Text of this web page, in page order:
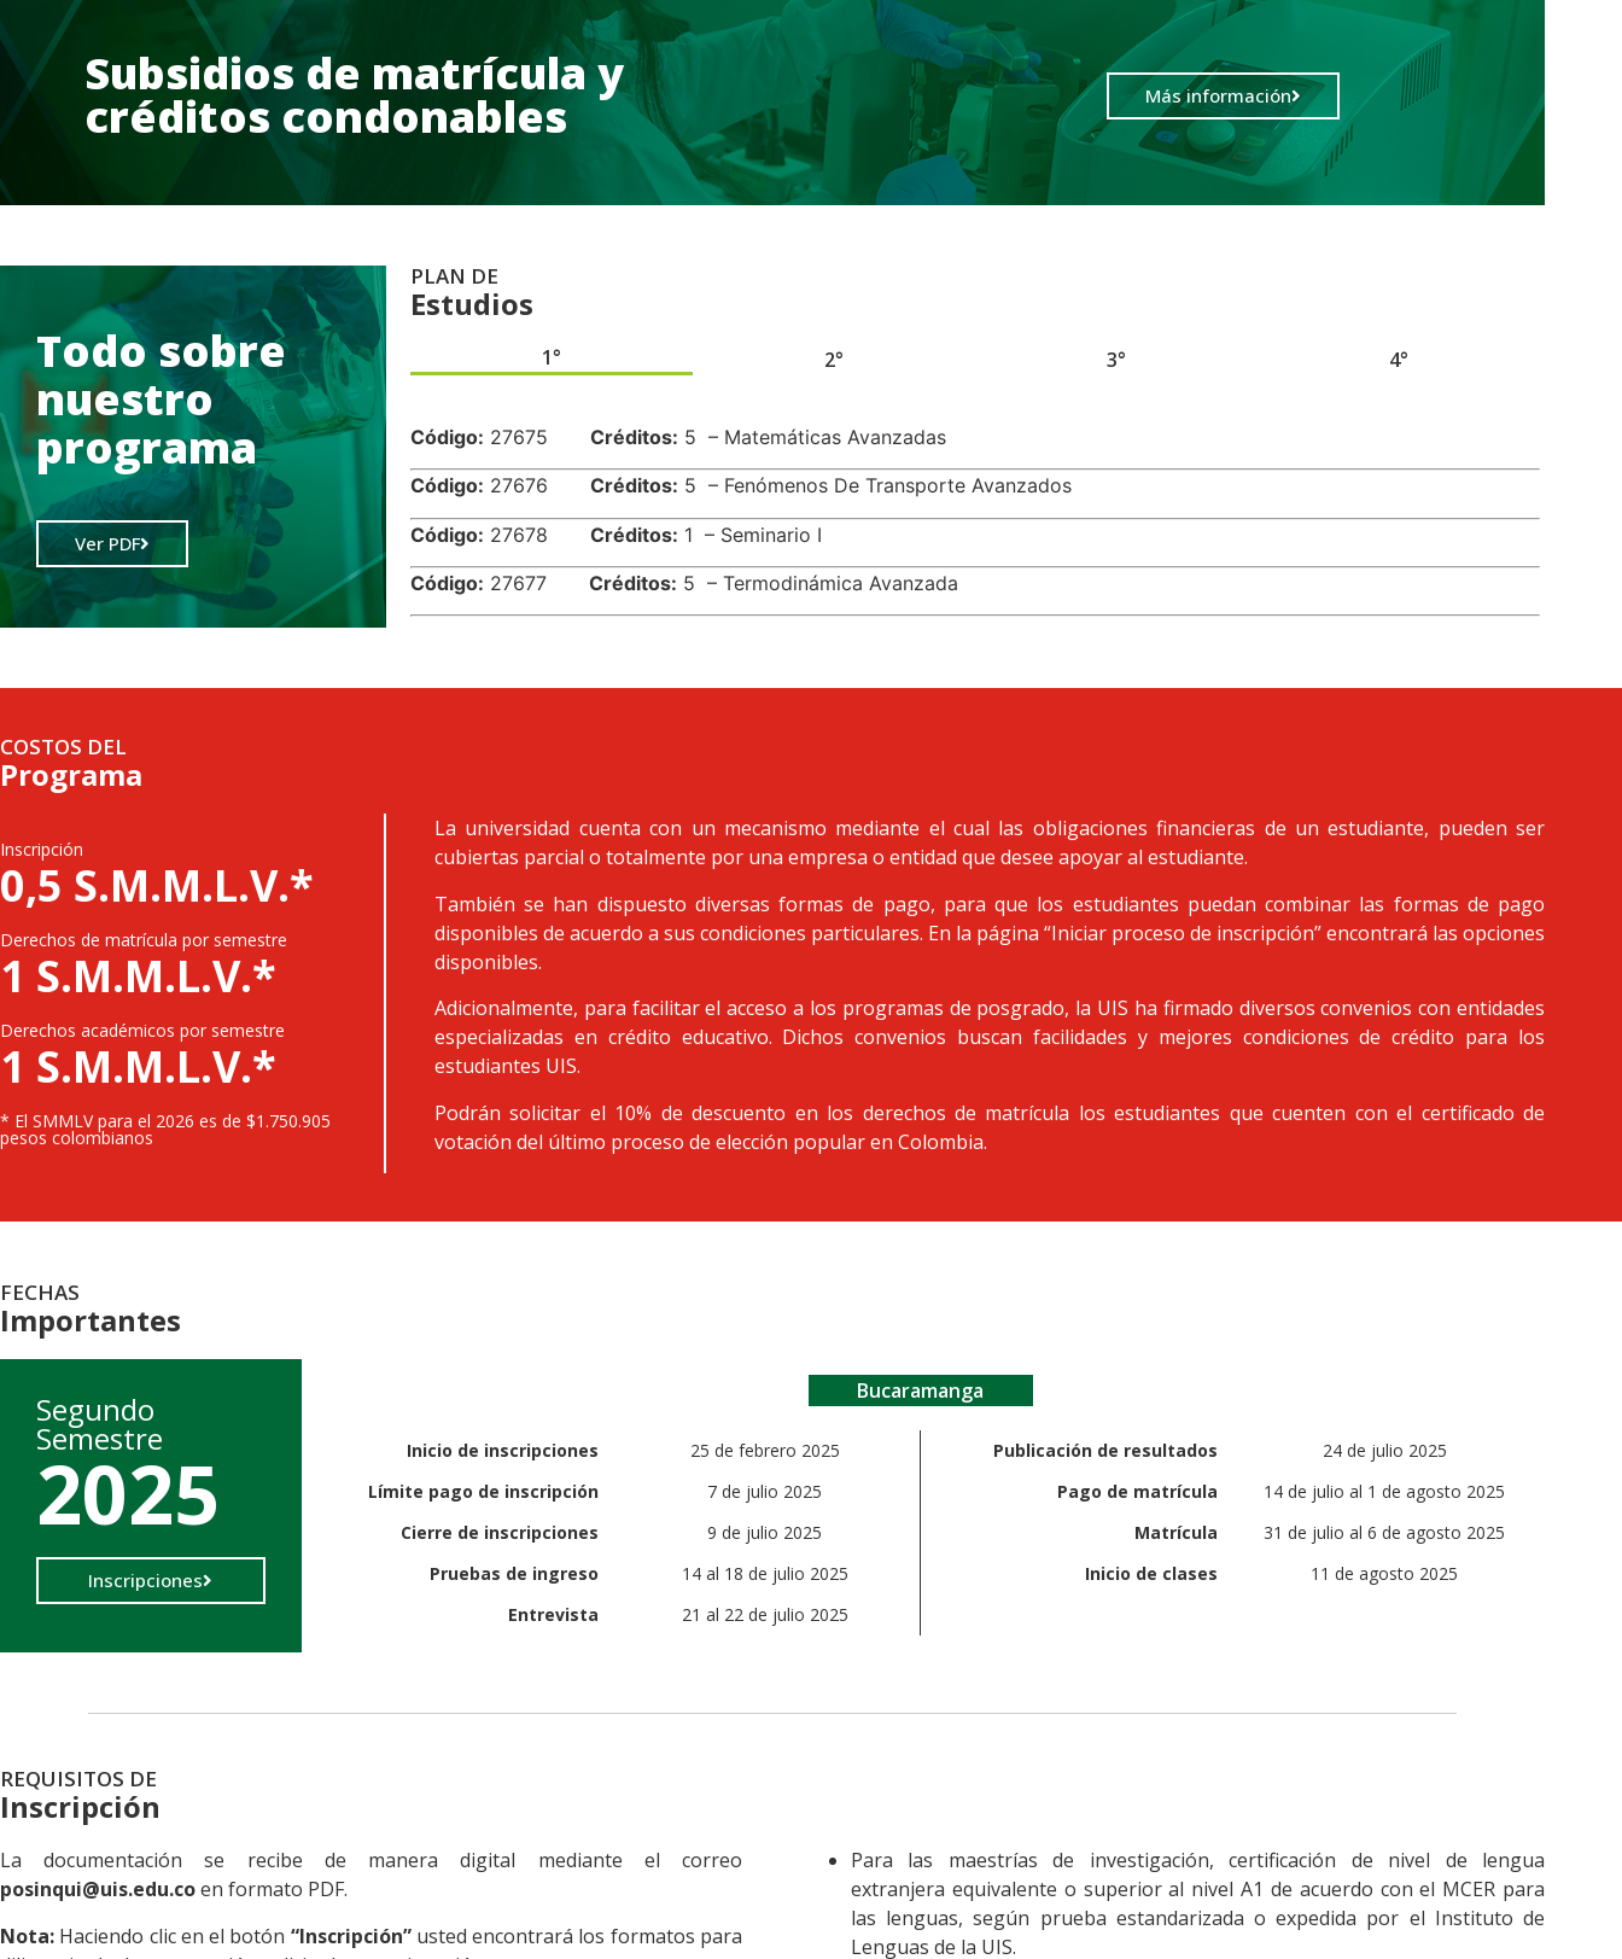
Subsidios de matrícula y
créditos condonables Más información
Todo sobre
nuestro
programa
Ver PDF
PLAN DE
Estudios
1° 2° 3° 4°
Código: 27675 Créditos: 5 – Matemáticas Avanzadas
Código: 27676 Créditos: 5 – Fenómenos De Transporte Avanzados
Código: 27678 Créditos: 1 – Seminario I
Código: 27677 Créditos: 5 – Termodinámica Avanzada
COSTOS DEL
Programa
Inscripción
0,5 S.M.M.L.V.*
Derechos de matrícula por semestre
1 S.M.M.L.V.*
Derechos académicos por semestre
1 S.M.M.L.V.*
* El SMMLV para el 2026 es de $1.750.905
pesos colombianos
La universidad cuenta con un mecanismo mediante el cual las obligaciones financieras de un estudiante, pueden ser
cubiertas parcial o totalmente por una empresa o entidad que desee apoyar al estudiante.
También se han dispuesto diversas formas de pago, para que los estudiantes puedan combinar las formas de pago
disponibles de acuerdo a sus condiciones particulares. En la página “Iniciar proceso de inscripción” encontrará las opciones
disponibles.
Adicionalmente, para facilitar el acceso a los programas de posgrado, la UIS ha firmado diversos convenios con entidades
especializadas en crédito educativo. Dichos convenios buscan facilidades y mejores condiciones de crédito para los
estudiantes UIS.
Podrán solicitar el 10% de descuento en los derechos de matrícula los estudiantes que cuenten con el certificado de
votación del último proceso de elección popular en Colombia.
FECHAS
Importantes
Segundo
Semestre
2025
Inscripciones
Bucaramanga
Inicio de inscripciones
Límite pago de inscripción
Cierre de inscripciones
Pruebas de ingreso
Entrevista
25 de febrero 2025
7 de julio 2025
9 de julio 2025
14 al 18 de julio 2025
21 al 22 de julio 2025
Publicación de resultados
Pago de matrícula
Matrícula
Inicio de clases
24 de julio 2025
14 de julio al 1 de agosto 2025
31 de julio al 6 de agosto 2025
11 de agosto 2025
REQUISITOS DE
Inscripción
La documentación se recibe de manera digital mediante el correo
posinqui@uis.edu.coen formato PDF.
Nota: Haciendo clic en el botón “Inscripción”usted encontrará los formatos para
Para las maestrías de investigación, certificación de nivel de lengua
extranjera equivalente o superior al nivel A1 de acuerdo con el MCER para
las lenguas, según prueba estandarizada o expedida por el Instituto de
Lenguas de la UIS.